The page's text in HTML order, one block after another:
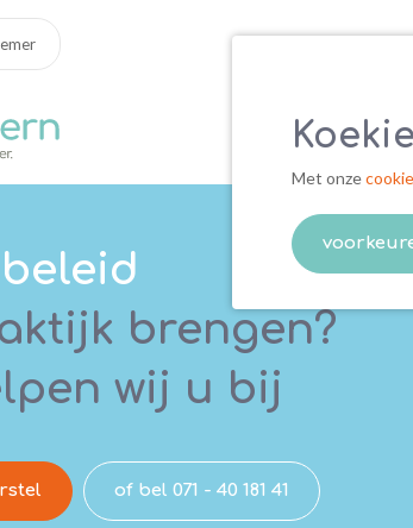
brengen?
wij u bij
of bel 071 - 40 181 41
Met onze